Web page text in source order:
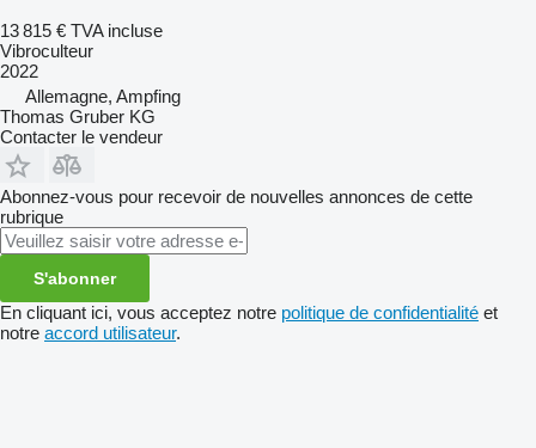
13 815 € TVA incluse
Vibroculteur
2022
Allemagne, Ampfing
Thomas Gruber KG
Contacter le vendeur
Abonnez-vous pour recevoir de nouvelles annonces de cette
rubrique
S'abonner
En cliquant ici, vous acceptez notre politique de confidentialité et
notre accord utilisateur.